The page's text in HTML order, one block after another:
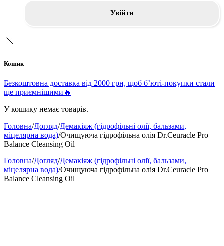
Увійти
Кошик
Безкоштовна доставка від 2000 грн, щоб б’юті-покупки стали
ще приємнішими🔥
У кошику немає товарів.
Головна/Догляд/Демакіяж (гідрофільні олії, бальзами,
міцелярна вода)/Очищуюча гідрофільна олія Dr.Ceuracle Pro
Balance Cleansing Oil
Головна/Догляд/Демакіяж (гідрофільні олії, бальзами,
міцелярна вода)/Очищуюча гідрофільна олія Dr.Ceuracle Pro
Balance Cleansing Oil